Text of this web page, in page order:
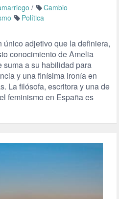
/
Cambio
Política
único adjetivo que la definiera,
conocimiento de Amelia
suma a su habilidad para
y una finísima ironía en
La filósofa, escritora y una de
feminismo en España es